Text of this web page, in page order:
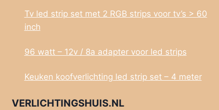
Tv led strip set met 2 RGB strips voor tv’s > 60
inch
96 watt – 12v / 8a adapter voor led strips
Keuken koofverlichting led strip set – 4 meter
VERLICHTINGSHUIS.NL